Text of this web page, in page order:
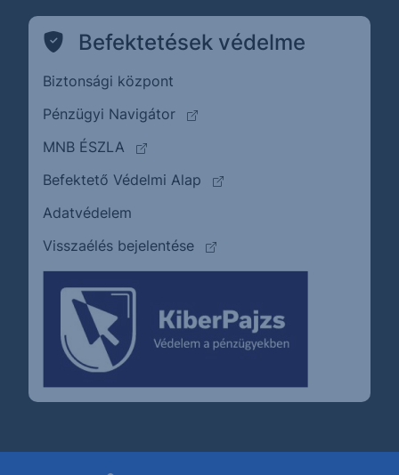
Befektetések védelme
Biztonsági központ
Pénzügyi Navigátor
(külső oldalra ugrik)
MNB ÉSZLA
(külső oldalra ugrik)
Befektető Védelmi Alap
(külső oldalra ugrik)
Adatvédelem
Visszaélés bejelentése
(külső oldalra ugrik)